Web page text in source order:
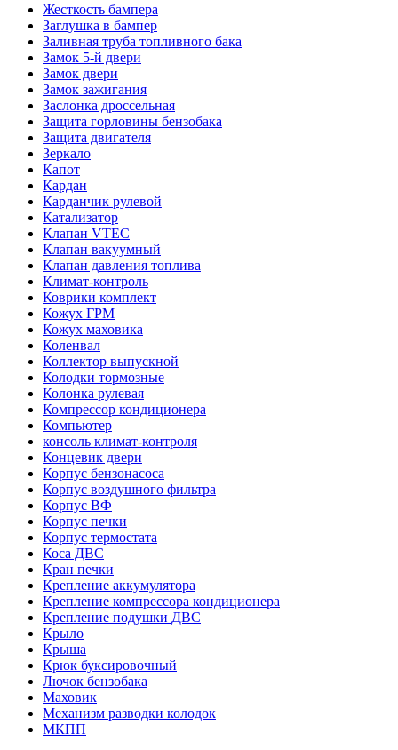
Жесткость бампера
Заглушка в бампер
Заливная труба топливного бака
Замок 5-й двери
Замок двери
Замок зажигания
Заслонка дроссельная
Защита горловины бензобака
Защита двигателя
Зеркало
Капот
Кардан
Карданчик рулевой
Катализатор
Клапан VTEC
Клапан вакуумный
Клапан давления топлива
Климат-контроль
Коврики комплект
Кожух ГРМ
Кожух маховика
Коленвал
Коллектор выпускной
Колодки тормозные
Колонка рулевая
Компрессор кондиционера
Компьютер
консоль климат-контроля
Концевик двери
Корпус бензонасоса
Корпус воздушного фильтра
Корпус ВФ
Корпус печки
Корпус термостата
Коса ДВС
Кран печки
Крепление аккумулятора
Крепление компрессора кондиционера
Крепление подушки ДВС
Крыло
Крыша
Крюк буксировочный
Лючок бензобака
Маховик
Механизм разводки колодок
МКПП